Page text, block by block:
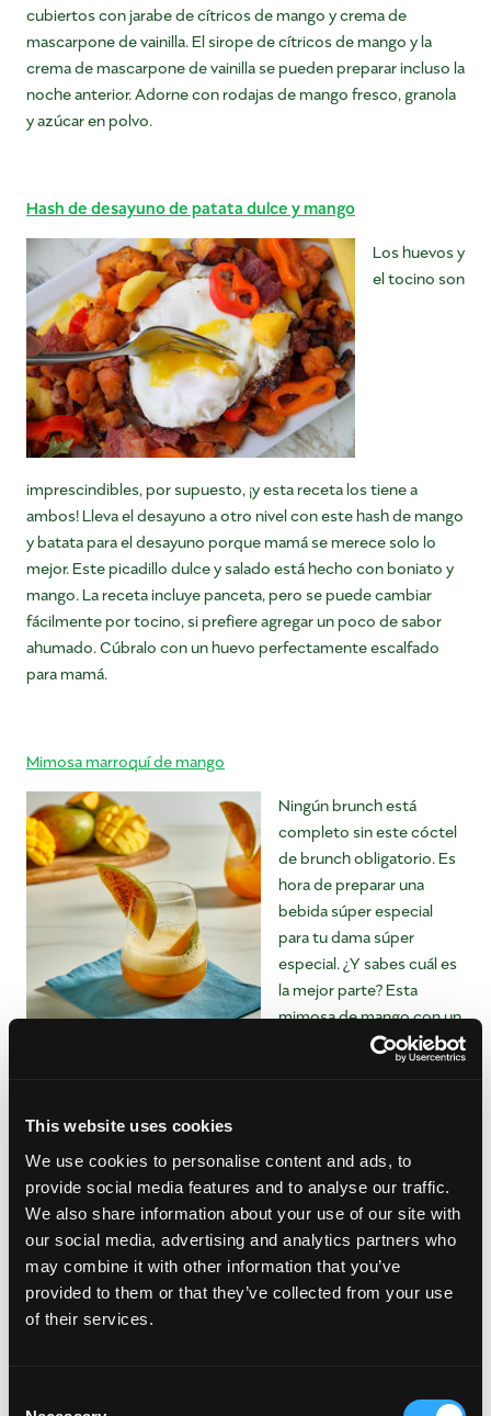
This website uses cookies
We use cookies to personalise content and ads, to
provide social media features and to analyse our traffic.
We also share information about your use of our site with
our social media, advertising and analytics partners who
may combine it with other information that you’ve
provided to them or that they’ve collected from your use
of their services.
cubiertos con jarabe de cítricos de mango y crema de
mascarpone de vainilla. El sirope de cítricos de mango y la
crema de mascarpone de vainilla se pueden preparar incluso la
noche anterior. Adorne con rodajas de mango fresco, granola
y azúcar en polvo.
Hash de desayuno de patata dulce y mango
Los huevos y
el tocino son
imprescindibles, por supuesto, ¡y esta receta los tiene a
ambos! Lleva el desayuno a otro nivel con este hash de mango
y batata para el desayuno porque mamá se merece solo lo
mejor. Este picadillo dulce y salado está hecho con boniato y
mango. La receta incluye panceta, pero se puede cambiar
fácilmente por tocino, si prefiere agregar un poco de sabor
ahumado. Cúbralo con un huevo perfectamente escalfado
para mamá.
Mimosa marroquí de mango
Ningún brunch está
completo sin este cóctel
de brunch obligatorio. Es
hora de preparar una
bebida súper especial
para tu dama súper
especial. ¿Y sabes cuál es
la mejor parte? Esta
mimosa de mango con un
toque marroquí es fácil de
preparar con solo cuatro
Mire al Chef Jason Hernandez mostrarnos cómo darle a dos
Tostada francesa de mango con sirope de arce y mango